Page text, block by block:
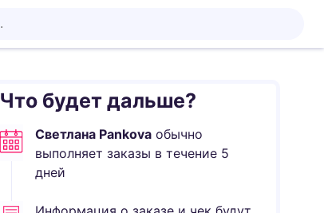
Что будет дальше?
Светлана Pankova обычно
выполняетзаказы в течение 5
дней